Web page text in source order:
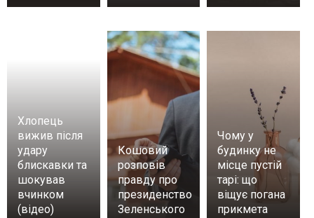
Хлопець
вижив після
удару
блискавки та
шокував
вчинком
(відео)
Кошовий
розповів
правду про
президенство
Зеленського
Чому у
будинку не
місце пустій
тарі: що
віщує погана
прикмета